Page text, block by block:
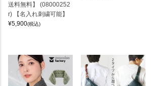
送料無料】 (08000252
r) 【名入れ刺繍可能】
¥5,900(税込)